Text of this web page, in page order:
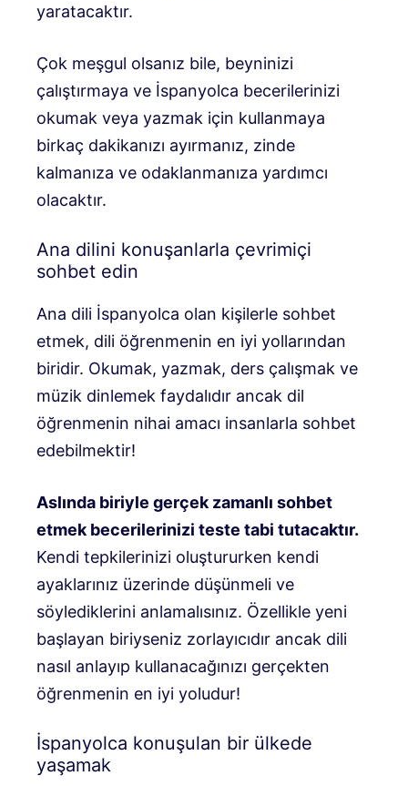
yaratacaktır.
Çok meşgul olsanız bile, beyninizi
çalıştırmaya ve İspanyolca becerilerinizi
okumak veya yazmak için kullanmaya
birkaç dakikanızı ayırmanız, zinde
kalmanıza ve odaklanmanıza yardımcı
olacaktır.
Ana dilini konuşanlarla çevrimiçi
sohbet edin
Ana dili İspanyolca olan kişilerle sohbet
etmek, dili öğrenmenin en iyi yollarından
biridir. Okumak, yazmak, ders çalışmak ve
müzik dinlemek faydalıdır ancak dil
öğrenmenin nihai amacı insanlarla sohbet
edebilmektir!
Aslında biriyle gerçek zamanlı sohbet
etmek becerilerinizi teste tabi tutacaktır.
Kendi tepkilerinizi oluştururken kendi
ayaklarınız üzerinde düşünmeli ve
söylediklerini anlamalısınız. Özellikle yeni
başlayan biriyseniz zorlayıcıdır ancak dili
nasıl anlayıp kullanacağınızı gerçekten
öğrenmenin en iyi yoludur!
İspanyolca konuşulan bir ülkede
yaşamak